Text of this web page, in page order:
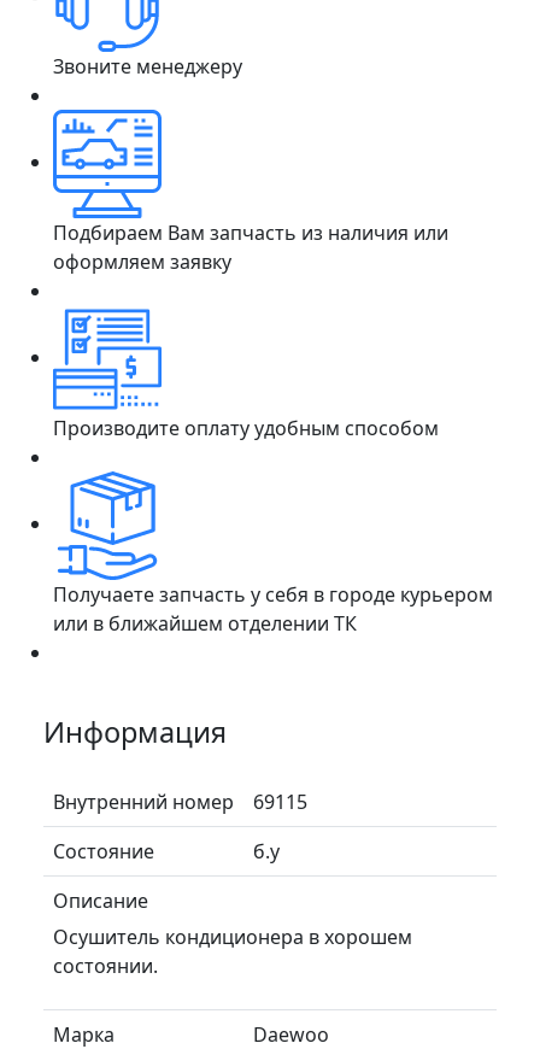
Звоните менеджеру
Подбираем Вам запчасть из наличия или
оформляем заявку
Производите оплату удобным способом
Получаете запчасть у себя в городе курьером
или в ближайшем отделении ТК
Информация
Внутренний номер
69115
Состояние
б.у
Описание
Осушитель кондиционера в хорошем
состоянии.
Марка
Daewoo